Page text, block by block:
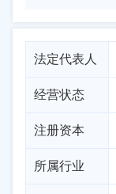
法定代表人
经营状态
注册资本
所属行业